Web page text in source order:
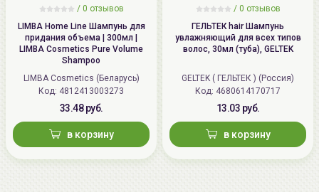
/ 0 отзывов
LIMBA Home Line Шампунь для
придания объема | 300мл |
LIMBA Cosmetics Pure Volume
Shampoo
LIMBA Cosmetics (Беларусь)
Код: 4812413003273
33.48 руб.
в корзину
/ 0 отзывов
ГЕЛЬТЕК hair Шампунь
увлажняющий для всех типов
волос, 30мл (туба), GELTEK
GELTEK ( ГЕЛЬТЕК ) (Россия)
Код: 4680614170717
13.03 руб.
в корзину